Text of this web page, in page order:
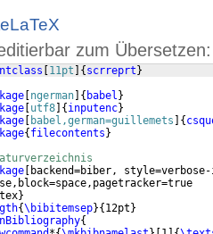
zum Übersetzen:
11pt { scrreprt }
ngerman { babel }
utf8 { inputenc}
babel,german=guillemets {
{ filecontents }
backend=biber,
}
{\bibitemsep}{ 12pt }
{